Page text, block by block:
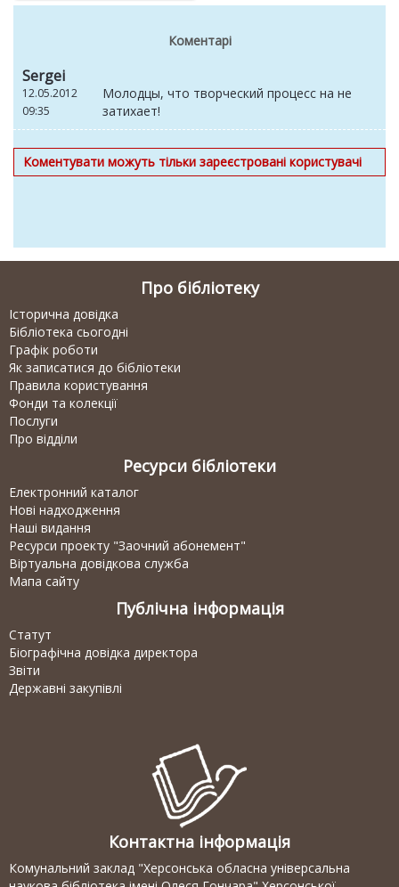
Коментарі
Sergei
12.05.2012
09:35
Молодцы, что творческий процесс на не
затихает!
Коментувати можуть тільки зареєстровані користувачі
Про бібліотеку
Історична довідка
Бібліотека сьогодні
Графік роботи
Як записатися до бібліотеки
Правила користування
Фонди та колекції
Послуги
Про відділи
Ресурси бібліотеки
Електронний каталог
Нові надходження
Наші видання
Ресурси проекту "Заочний абонемент"
Віртуальна довідкова служба
Мапа сайту
Публічна інформація
Статут
Біографічна довідка директора
Звіти
Державні закупівлі
Контактна інформація
Комунальний заклад "Херсонська обласна універсальна